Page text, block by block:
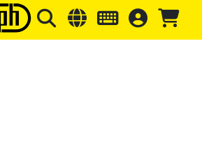
Springe zum Header Springe